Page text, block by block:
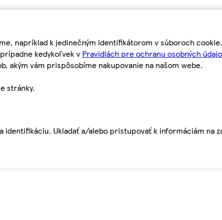
napríklad k jedinečným identifikátorom v súboroch
kedykoľvek v Pravidlách pre ochranu osobných
akým vám prispôsobíme nakupovanie na našom webe.
stránky.
Ukladať a/alebo pristupovať k informáciám na